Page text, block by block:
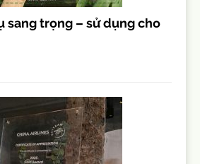
sang trọng – sử dụng cho